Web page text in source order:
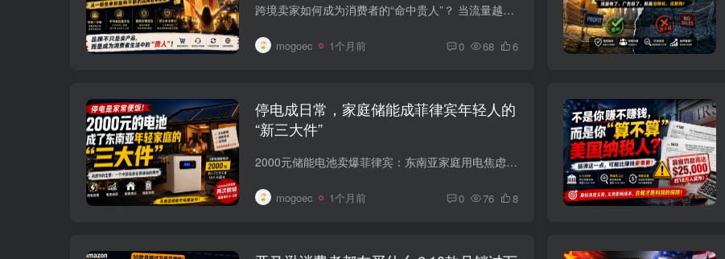
跨境卖家如何成为消费者的“命中贵人”？ 当流量越来越贵、产品越来越同质化，跨境卖家最容易陷入一种焦虑：不断换主图、压价格、加广告预算、找达人带货，希望通过更高频的曝光，把产品强行塞...
mogoec 1个月前 0 68 6
停电成日常，家庭储能成菲律宾年轻人的
“新三大件”
2000元储能电池卖爆菲律宾：东南亚家庭用电焦虑，正在变成中国卖家的新生意 在中国，家庭储能电池更像是露营、房车、应急备用场景里的“可选消费品”；但在菲律宾，它正在变成部分年轻家庭眼里...
mogoec 1个月前 0 76 8